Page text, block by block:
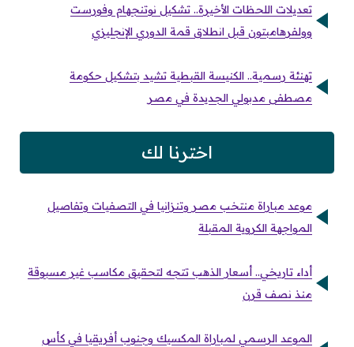
تعديلات اللحظات الأخيرة.. تشكيل نوتنجهام وفورست
وولفرهامبتون قبل انطلاق قمة الدوري الإنجليزي
تهنئة رسمية.. الكنيسة القبطية تشيد بتشكيل حكومة
مصطفى مدبولي الجديدة في مصر
اخترنا لك
موعد مباراة منتخب مصر وتنزانيا في التصفيات وتفاصيل
المواجهة الكروية المقبلة
أداء تاريخي.. أسعار الذهب تتجه لتحقيق مكاسب غير مسبوقة
منذ نصف قرن
الموعد الرسمي لمباراة المكسيك وجنوب أفريقيا في كأس